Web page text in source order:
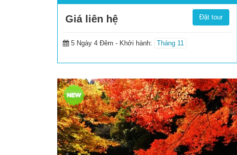
Giá liên hệ Đặt tour
5 Ngày 4 Đêm - Khởi hành: Tháng 11